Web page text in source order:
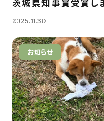
2025.11.30
お知らせ